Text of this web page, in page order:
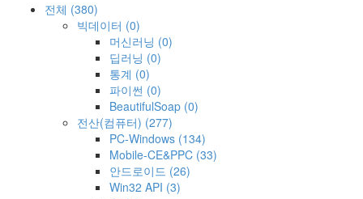
전체 (380)
빅데이터 (0)
머신러닝 (0)
딥러닝 (0)
통계 (0)
파이썬 (0)
BeautifulSoap (0)
전산(컴퓨터) (277)
PC-Windows (134)
Mobile-CE&PPC (33)
안드로이드 (26)
Win32 API (3)